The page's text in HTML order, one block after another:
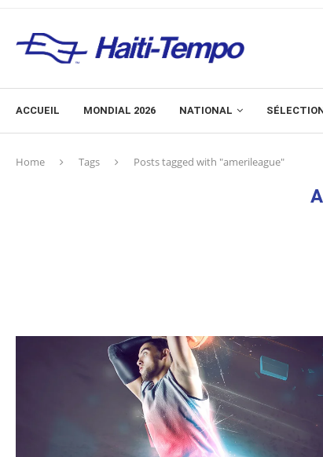
ACCUEIL MONDIAL 2026 NATIONAL
Home Tags Posts tagged with "amerileague"